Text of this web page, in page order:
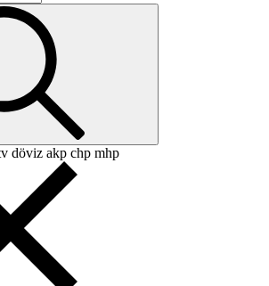
döviz akp chp mhp